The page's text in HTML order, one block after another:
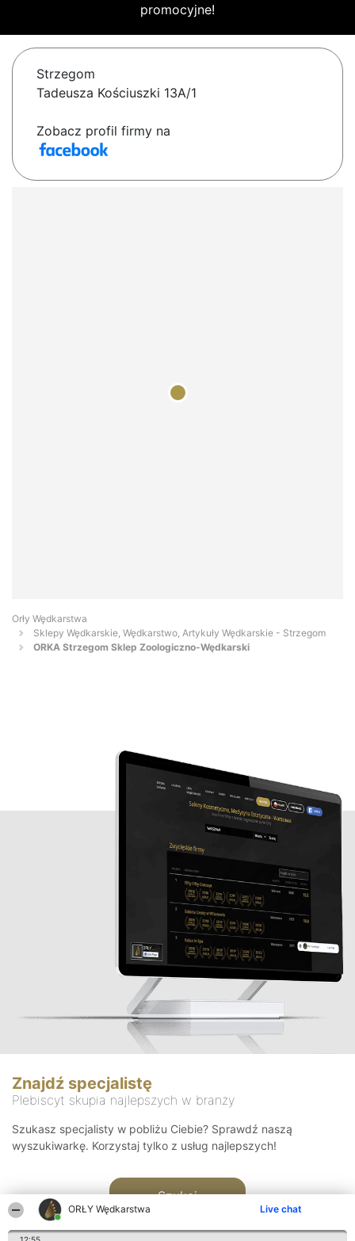
ORŁY Wędkarstwa Live chat
promocyjne!
Strzegom
Tadeusza Kościuszki 13A/1
Zobacz profil firmy na
Orły Wędkarstwa
Sklepy Wędkarskie, Wędkarstwo, Artykuły Wędkarskie - Strzegom
ORKA Strzegom Sklep Zoologiczno-Wędkarski
Znajdź specjalistę
Plebiscyt skupia najlepszych w branży
Szukasz specjalisty w pobliżu Ciebie? Sprawdź naszą
wyszukiwarkę. Korzystaj tylko z usług najlepszych!
Szukaj